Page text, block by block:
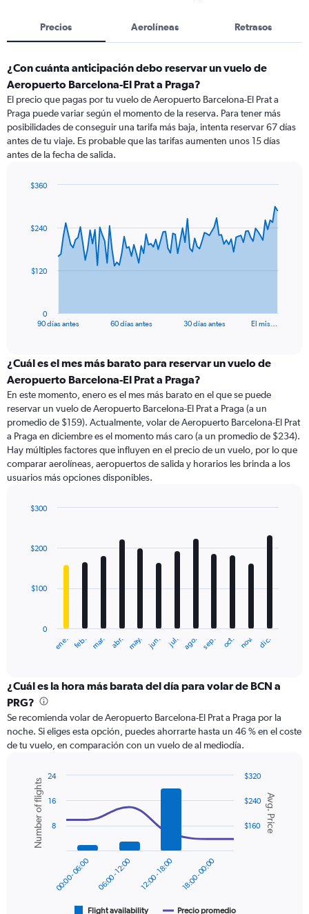
Precios Aerolíneas Retrasos
¿Con cuánta anticipación debo reservar un vuelo de
Aeropuerto Barcelona-El Prat a Praga?
El precio que pagas por tu vuelo de Aeropuerto Barcelona-El Prat a
Praga puede variar según el momento de la reserva. Para tener más
posibilidades de conseguir una tarifa más baja, intenta reservar 67 días
antes de tu viaje. Es probable que las tarifas aumenten unos 15 días
antes de la fecha de salida.
data
The
categories.
Range:
91
categories.
The
chart
has
1
Y
axis
values.
to
90 días antes 60 días antes 30 días antes El mis…
0
$120
$240
$360
¿Cuál es el mes más barato para reservar un vuelo de
Aeropuerto Barcelona-El Prat a Praga?
En este momento, enero es el mes más barato en el que se puede
reservar un vuelo de Aeropuerto Barcelona-El Prat a Praga (a un
promedio de $159). Actualmente, volar de Aeropuerto Barcelona-El Prat
a Praga en diciembre es el momento más caro (a un promedio de $234).
Hay múltiples factores que influyen en el precio de un vuelo, por lo que
comparar aerolíneas, aeropuertos de salida y horarios les brinda a los
usuarios más opciones disponibles.
with
12
The
categories.
Range:
categories.
The
chart
axis
displaying
values.
Range:
ene. feb. mar. abr. may. jun. jul. ago. sep. oct. nov. dic.
0
$100
$200
$300
¿Cuál es la hora más barata del día para volar de BCN a
PRG?
Se recomienda volar de Aeropuerto Barcelona-El Prat a Praga por la
noche. Si eliges esta opción, puedes ahorrarte hasta un 46 % en el coste
de tu vuelo, en comparación con un vuelo de al mediodía.
Combination
chart
with
data
series.
Chart
graphic.
Avg. Price
Number of flights
Flight availability Precio promedio
00:00 - 06:00 06:00 - 12:00 12:00 - 18:00 18:00 - 00:00
$160
$240
$320
8
16
24